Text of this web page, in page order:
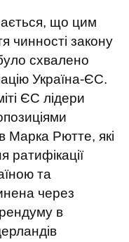
що цим
чинності закону
схвалено
Україна-ЄС.
ЄС лідери
Марка Рютте, які
ратифікації
та
через
в